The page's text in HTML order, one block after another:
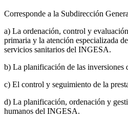
Corresponde a la Subdirección
a) La ordenación, control y
primaria y la atención especializada
servicios sanitarios del INGESA.
b) La planificación de las inversiones
c) El control y seguimiento de la
d) La planificación, ordenación y
humanos del INGESA.